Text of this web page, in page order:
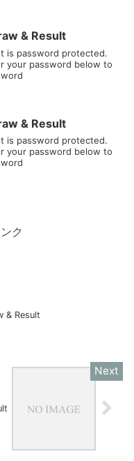
& Result
is password protected.
your password below to
& Result
is password protected.
your password below to
ク
& Result